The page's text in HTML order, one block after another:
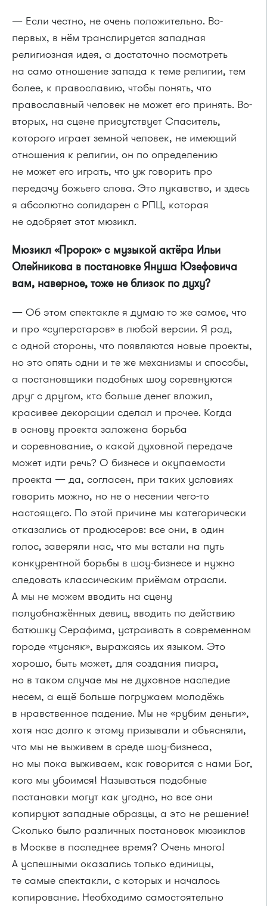
— Если честно, не очень положительно. Во-
первых, в нём транслируется западная
религиозная идея, а достаточно посмотреть
на само отношение запада к теме религии, тем
более, к православию, чтобы понять, что
православный человек не может его принять. Во-
вторых, на сцене присутствует Спаситель,
которого играет земной человек, не имеющий
отношения к религии, он по определению
не может его играть, что уж говорить про
передачу божьего слова. Это лукавство, и здесь
я абсолютно солидарен с РПЦ, которая
не одобряет этот мюзикл.
Мюзикл «Пророк» с музыкой актёра Ильи
Олейникова в постановке Януша Юзефовича
вам, наверное, тоже не близок по духу?
— Об этом спектакле я думаю то же самое, что
и про «суперстаров» в любой версии. Я рад,
с одной стороны, что появляются новые проекты,
но это опять одни и те же механизмы и способы,
а постановщики подобных шоу соревнуются
друг с другом, кто больше денег вложил,
красивее декорации сделал и прочее. Когда
в основу проекта заложена борьба
и соревнование, о какой духовной передаче
может идти речь? О бизнесе и окупаемости
проекта — да, согласен, при таких условиях
говорить можно, но не о несении чего-то
настоящего. По этой причине мы категорически
отказались от продюсеров: все они, в один
голос, заверяли нас, что мы встали на путь
конкурентной борьбы в шоу-бизнесе и нужно
следовать классическим приёмам отрасли.
А мы не можем вводить на сцену
полуобнажённых девиц, вводить по действию
батюшку Серафима, устраивать в современном
городе «тусняк», выражаясь их языком. Это
хорошо, быть может, для создания пиара,
но в таком случае мы не духовное наследие
несем, а ещё больше погружаем молодёжь
в нравственное падение. Мы не «рубим деньги»,
хотя нас долго к этому призывали и объясняли,
что мы не выживем в среде шоу-бизнеса,
но мы пока выживаем, как говорится с нами Бог,
кого мы убоимся! Называться подобные
постановки могут как угодно, но все они
копируют западные образцы, а это не решение!
Сколько было различных постановок мюзиклов
в Москве в последнее время? Очень много!
А успешными оказались только единицы,
те самые спектакли, с которых и началось
копирование. Необходимо самостоятельно